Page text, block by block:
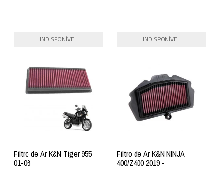
INDISPONÍVEL INDISPONÍVEL
Filtro de Ar K&N Tiger 955
01-06
Filtro de Ar K&N NINJA
400/Z400 2019 -